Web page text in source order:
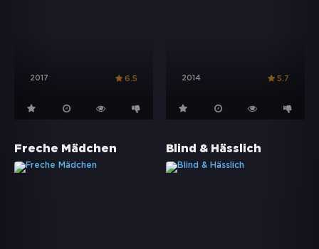
2017 6.5 2014 5.7
Freche Mädchen Blind & Hässlich